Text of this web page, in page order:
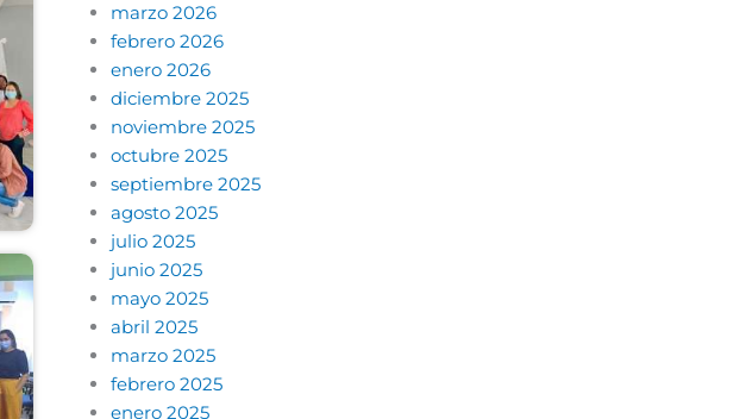
marzo 2026
febrero 2026
enero 2026
diciembre 2025
noviembre 2025
octubre 2025
septiembre 2025
agosto 2025
julio 2025
junio 2025
mayo 2025
abril 2025
marzo 2025
febrero 2025
enero 2025